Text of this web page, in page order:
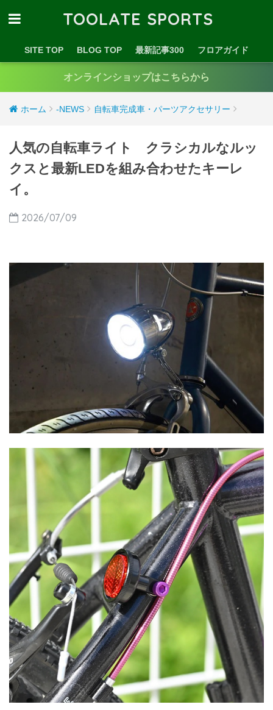
TOOLATE SPORTS
SITE TOP BLOG TOP 最新記事300 フロアガイド
オンラインショップはこちらから
ホーム -NEWS 自転車完成車・パーツアクセサリー
人気の自転車ライト クラシカルなルッ
クスと最新LEDを組み合わせたキーレ
イ。
2026/07/09